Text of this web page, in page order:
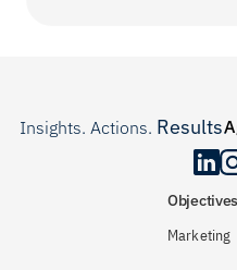
Insights. Actions. Results.
Objectives
Marketing